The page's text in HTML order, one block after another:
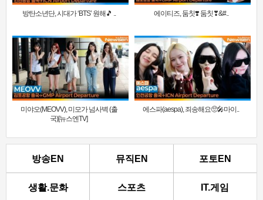
방탄소년단, 시대가 ‘BTS’ 원해🎵 .. 에이티즈, 둠칫❣️ 둠칫❣&#..
미야오(MEOVV), 미모가 넘사벽 (출
국)[뉴스엔TV]
에스파(aespa), 죄송해요🥺🎤마이..
방송EN 뮤직EN 포토EN
생활.문화 스포츠 IT.게임